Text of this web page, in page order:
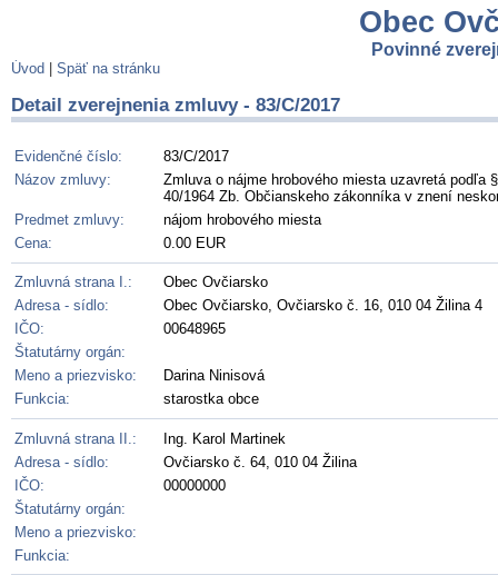
Obec
Povinné
Úvod Späť na stránku
Detail zverejnenia zmluvy - 83/C/2017
Evidenčné číslo:
83/C/2017
Názov zmluvy:
Zmluva o nájme hrobového miesta uzavretá podľa
40/1964 Zb. Občianskeho zákonníka v znení
Predmet zmluvy:
nájom hrobového miesta
Cena:
0.00 EUR
Zmluvná strana I.:
Obec Ovčiarsko
Adresa - sídlo:
Obec Ovčiarsko, Ovčiarsko č. 16, 010 04 Žilina 4
IČO:
00648965
Štatutárny orgán:
Meno a priezvisko:
Darina Ninisová
Funkcia:
starostka obce
Zmluvná strana II.:
Ing. Karol Martinek
Adresa - sídlo:
Ovčiarsko č. 64, 010 04 Žilina
IČO:
00000000
Štatutárny orgán:
Meno a priezvisko:
Funkcia: